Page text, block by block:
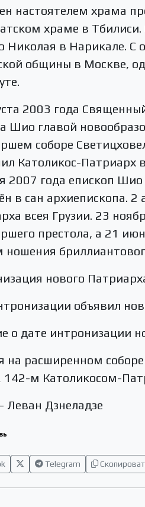
настоятелем храма
храме в Тбилиси.
Николая в Нарикале. С
общины в Москве,
2003 года
Шио главой
соборе
Католикос-Патриарх
2007 года епископ
в сан архиепископа.
всея Грузии. 23
престола, а 21
ношения
нового
объявил
о дате интронизации
на расширенном
м Католикосом-
Леван Дзнеладзе
Telegram